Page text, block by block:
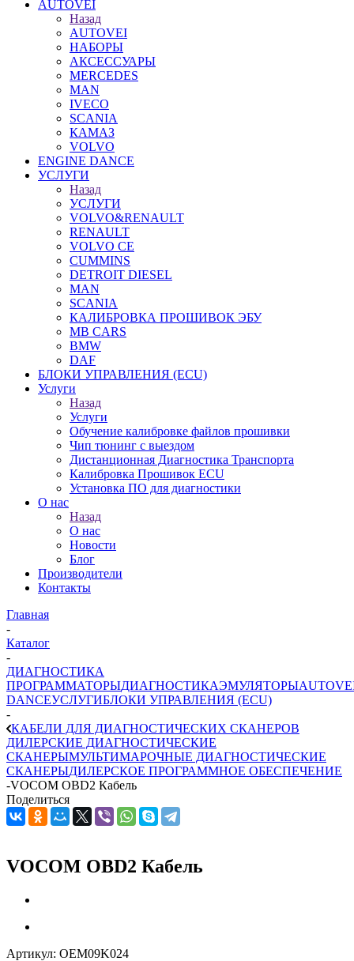
AUTOVEI
Назад
AUTOVEI
НАБОРЫ
АКСЕССУАРЫ
MERCEDES
MAN
IVECO
SCANIA
КАМАЗ
VOLVO
ENGINE DANCE
УСЛУГИ
Назад
УСЛУГИ
VOLVO&RENAULT
RENAULT
VOLVO CE
CUMMINS
DETROIT DIESEL
MAN
SCANIA
КАЛИБРОВКА ПРОШИВОК ЭБУ
MB CARS
BMW
DAF
БЛОКИ УПРАВЛЕНИЯ (ECU)
Услуги
Назад
Услуги
Обучение калибровке файлов прошивки
Чип тюнинг с выездом
Дистанционная Диагностика Транспорта
Калибровка Прошивок ECU
Установка ПО для диагностики
О нас
Назад
О нас
Новости
Блог
Производители
Контакты
Главная
-
Каталог
-
ДИАГНОСТИКА
ПРОГРАММАТОРЫДИАГНОСТИКАЭМУЛЯТОРЫ
DANCEУСЛУГИБЛОКИ УПРАВЛЕНИЯ (ECU)
-
КАБЕЛИ ДЛЯ ДИАГНОСТИЧЕСКИХ СКАНЕРОВ
ДИЛЕРСКИЕ ДИАГНОСТИЧЕСКИЕ
СКАНЕРЫМУЛЬТИМАРОЧНЫЕ ДИАГНОСТИЧЕСКИЕ
СКАНЕРЫДИЛЕРСКОЕ ПРОГРАММНОЕ ОБЕСПЕЧЕНИЕ
-VOCOM OBD2 Кабель
Поделиться
VOCOM OBD2 Кабель
Артикул: OEM09K024